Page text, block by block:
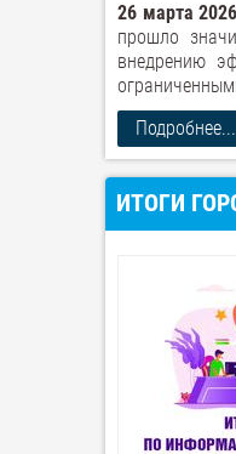
26 марта
прошло
внедрению
Подробнее...
ИТОГИ